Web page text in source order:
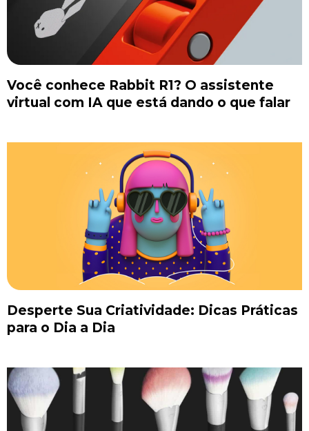
Você conhece Rabbit R1? O assistente
virtual com IA que está dando o que falar
Desperte Sua Criatividade: Dicas Práticas
para o Dia a Dia